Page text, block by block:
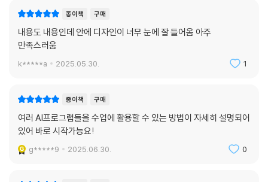
[토론] AI는 계속 발전되어야 할까?
[토론] 인공지능으로 만든 작품의 저작권을 인정해야 할까?
[수업이 달라지는 보너스 페이지] 선생님을 도와주는 AI 도구 5가지
[수업 활동지 17] AI와 직업 세계의 변화
[수업 활동지 19] 딥페이크 기술의 올바른 사용 방향 (개인 활동지)
[수업 활동지 20] 딥페이크 기술의 올바른 사용 방향 (모둠 활동지)
[수업 활동지 21] AI는 계속 발전되어야 할까?
종이책 구매
내용도 내용인데 안에 디자인이 너무 눈에 잘 들어옴 아주
만족스러움
k*****a 2025.05.30. 1
종이책 구매
여러 AI프로그램들을 수업에 활용할 수 있는 방법이 자세히 설명되어
있어 바로 시작가능요!
g*****9 2025.06.30. 0